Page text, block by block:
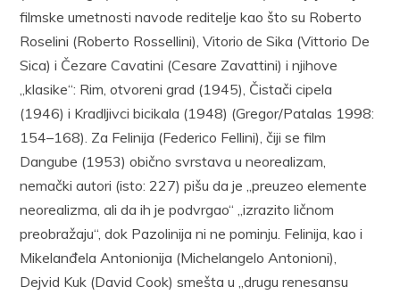
filmske umetnosti navode reditelje kao što su Roberto
Roselini (Roberto Rossellini), Vitoriо de Sika (Vittorio De
Sica) i Čezare Cavatini (Cesare Zavattini) i njihove
„klasike“: Rim, otvoreni grad (1945), Čistači cipela
(1946) i Kradljivci bicikala (1948) (Gregor/Patalas 1998:
154–168). Za Felinija (Federico Fellini), čiji se film
Dangube (1953) obično svrstava u neorealizam,
nemački autori (isto: 227) pišu da je „preuzeo elemente
neorealizma, ali da ih je podvrgao“ „izrazito ličnom
preobražaju“, dok Pazolinija ni ne pominju. Felinija, kao i
Mikelanđela Antonionija (Michelangelo Antonioni),
Dejvid Kuk (David Cook) smešta u „drugu renesansu